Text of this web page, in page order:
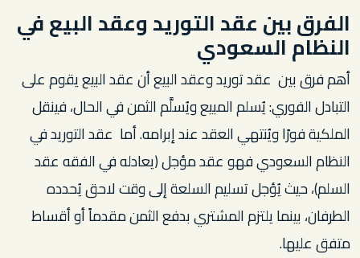
الفرق بين عقد التوريد وعقد البيع في
النظام السعودي
أهم فرق بين عقد توريد وعقد البيع أن عقد البيع يقوم على
التبادل الفوري: يُسلم المبيع ويُسلَّم الثمن في الحال، فينقل
الملكية فورًا ويُنتهي العقد عند إبرامه. أما عقد التوريد في
النظام السعودي فهو عقد مؤجل (يعادله في الفقه عقد
السلم)، حيث يُؤجل تسليم السلعة إلى وقت لاحق يُحدده
الطرفان، بينما يلتزم المشتري بدفع الثمن مقدماً أو أقساط
متفق عليها.